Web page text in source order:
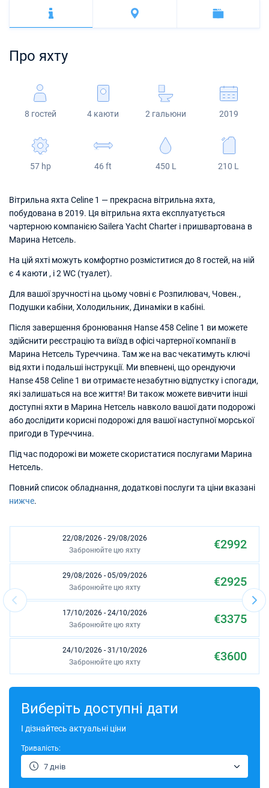
Fountaine Pajot
Astrea 42
Sun Odyssey 440
Dufour 46 GL
Амальфі
Бодрум
Мартініка
Сент-Люсія
Про яхту
8 гостей 4 каюти 2 гальюни 2019
57 hp 46 ft 450 L 210 L
Вітрильна яхта Celine 1 — прекрасна вітрильна яхта,
побудована в 2019. Ця вітрильна яхта експлуатується
чартерною компанією Sailera Yacht Charter і пришвартована в
Марина Нетсель.
На цій яхті можуть комфортно розміститися до 8 гостей, на ній
є 4 каюти , і 2 WC (туалет).
Для вашої зручності на цьому човні є Розпилювач, Човен.,
Подушки кабіни, Холодильник, Динаміки в кабіні.
Після завершення бронювання Hanse 458 Celine 1 ви можете
здійснити реєстрацію та виїзд в офісі чартерної компанії в
Марина Нетсель Туреччина. Там же на вас чекатимуть ключі
від яхти і подальші інструкції. Ми впевнені, що орендуючи
Hanse 458 Celine 1 ви отримаєте незабутню відпустку і спогади,
які залишаться на все життя! Ви також можете вивчити інші
доступні яхти в Марина Нетсель навколо вашої дати подорожі
або дослідити корисні подорожі для вашої наступної морської
пригоди в Туреччина.
Під час подорожі ви можете скористатися послугами Марина
Нетсель.
Повний список обладнання, додаткові послуги та ціни вказані
нижче.
22/08/2026 - 29/08/2026 €2992
Забронюйте цю яхту
29/08/2026 - 05/09/2026 €2925
Забронюйте цю яхту
17/10/2026 - 24/10/2026 €3375
Забронюйте цю яхту
24/10/2026 - 31/10/2026 €3600
Забронюйте цю яхту
31/10/2026 - 07/11/2026
07/11/2026 - 14/11/2026
€2480
Виберіть доступні дати
І дізнайтесь актуальні ціни
Тривалість:
7 днів